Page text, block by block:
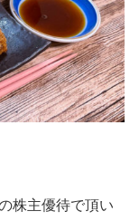
株主優待で頂い